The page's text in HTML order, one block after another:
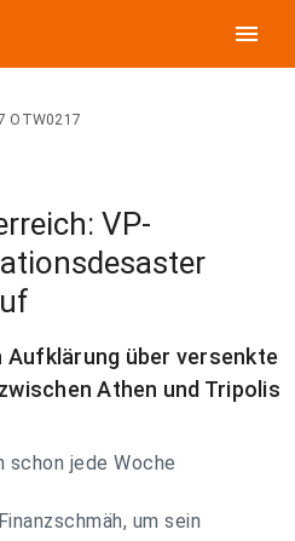
menu
OTW0217
VP-
über versenkte
Athen und Tripolis
schon jede Woche
um sein